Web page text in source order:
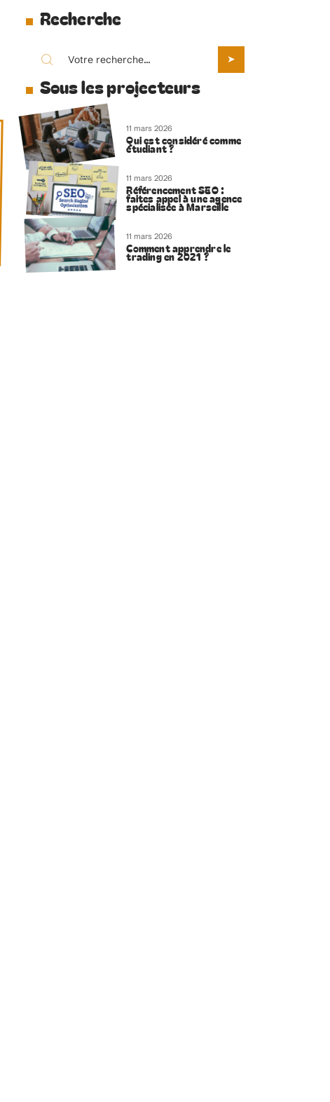
Recherche
Sous les projecteurs
11 mars 2026
Qui est considéré comme
étudiant ?
11 mars 2026
Référencement SEO :
faites appel à une agence
spécialisée à Marseille
11 mars 2026
Comment apprendre le
trading en 2021 ?